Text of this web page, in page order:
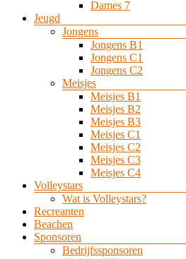
Dames 7
Jeugd
Jongens
Jongens B1
Jongens C1
Jongens C2
Meisjes
Meisjes B1
Meisjes B2
Meisjes B3
Meisjes C1
Meisjes C2
Meisjes C3
Meisjes C4
Volleystars
Wat is Volleystars?
Recreanten
Beachen
Sponsoren
Bedrijfssponsoren